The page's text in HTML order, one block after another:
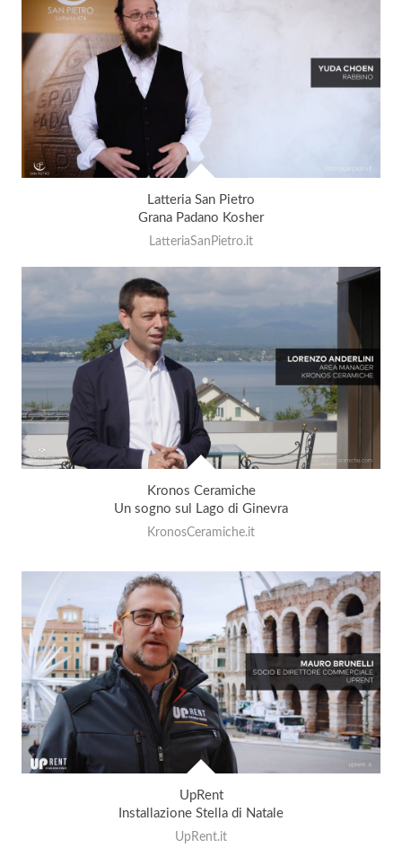
Latteria San Pietro
Grana Padano Kosher
LatteriaSanPietro.it
Kronos Ceramiche
Un sogno sul Lago di Ginevra
KronosCeramiche.it
UpRent
Installazione Stella di Natale
UpRent.it